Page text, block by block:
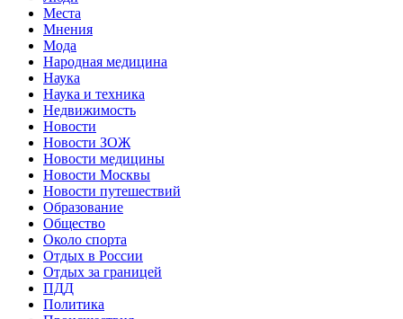
Места
Мнения
Мода
Народная медицина
Наука
Наука и техника
Недвижимость
Новости
Новости ЗОЖ
Новости медицины
Новости Москвы
Новости путешествий
Образование
Общество
Около спорта
Отдых в России
Отдых за границей
ПДД
Политика